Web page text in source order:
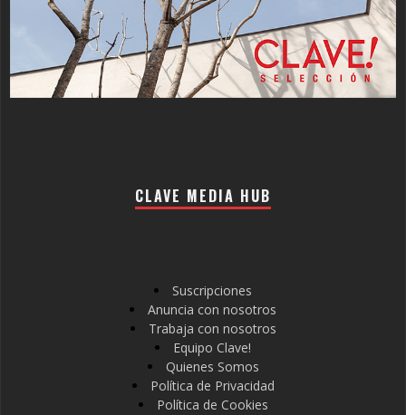
CLAVE MEDIA HUB
Suscripciones
Anuncia con nosotros
Trabaja con nosotros
Equipo Clave!
Quienes Somos
Política de Privacidad
Política de Cookies